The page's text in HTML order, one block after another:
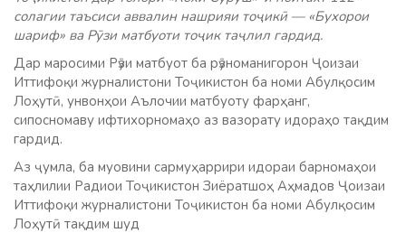
солагии таъсиси аввалин нашрияи тоҷикӣ — «Бухорои
шариф» ва Рӯзи матбуоти тоҷик таҷлил гардид.
Дар маросими Рӯзи матбуот ба рӯзноманигорон Ҷоизаи
Иттифоқи журналистони Тоҷикистон ба номи Абулқосим
Лоҳутӣ, унвонҳои Аълочии матбуоту фарҳанг,
сипосномаву ифтихорномаҳо аз вазорату идораҳо тақдим
гардид.
Аз ҷумла, ба муовини сармуҳаррири идораи барномаҳои
таҳлилии Радиои Тоҷикистон Зиёратшоҳ Аҳмадов Ҷоизаи
Иттифоқи журналистони Тоҷикистон ба номи Абулқосим
Лоҳутӣ тақдим шуд